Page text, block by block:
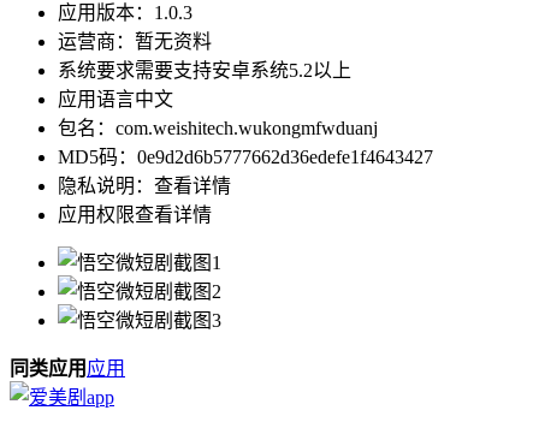
应用版本： 1.0.3
运营商： 暂无资料
系统要求需要支持安卓系统5.2以上
应用语言中文
包名： com.weishitech.wukongmfwduanj
MD5码： 0e9d2d6b5777662d36edefe1f4643427
隐私说明： 查看详情
应用权限查看详情
同类应用 应用